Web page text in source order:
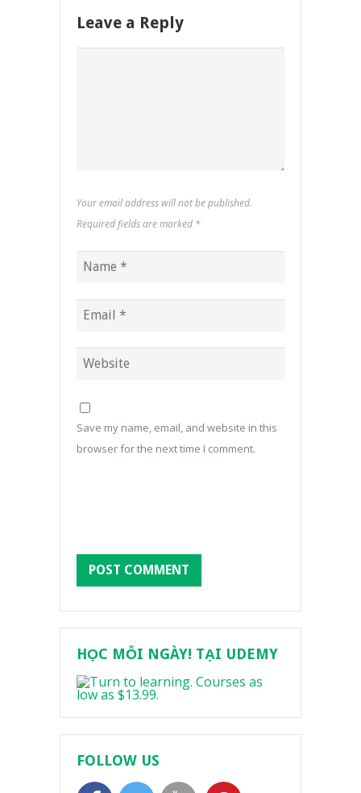
Leave a Reply
Your email address will not be published.
Required fields are marked *
Save my name, email, and website in this
browser for the next time I comment.
HỌC MỖI NGÀY! TẠI UDEMY
FOLLOW US